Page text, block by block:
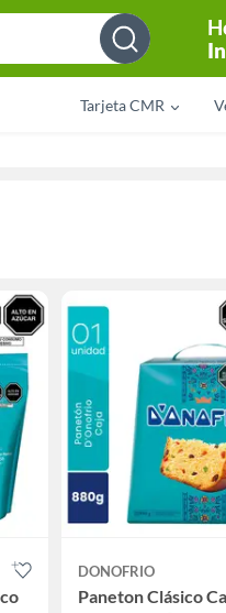
Tarjeta CMR
DONOFRIO
Paneton Clásico